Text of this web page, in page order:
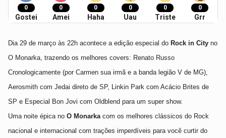
0
Gostei
0
Amei
0
Haha
0
Uau
0
Triste
0
Grr
Dia 29 de março às 22h acontece a edição especial do Rock in City no
O Monarka,trazendo os melhores covers: Renato Russo
Cronologicamente (por Carmen sua irmã e a banda legião V de MG),
Aerosmith com Jedai direto de SP, Linkin Park com Acácio Brites de
SP e Especial Bon Jovi com Oldblendpara um super show.
Uma noite épica noO Monarka com os melhores clássicos do Rock
nacional e internacional com trações imperdíveis para você curtir do